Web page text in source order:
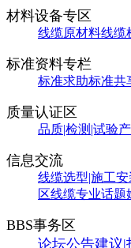
材料设备专区
线缆原材料线缆
标准资料专栏
标准求助标准共
质量认证区
品质|检测|试验
信息交流
线缆选型|施工安
区线缆专业话题
BBS事务区
论坛公告建议|